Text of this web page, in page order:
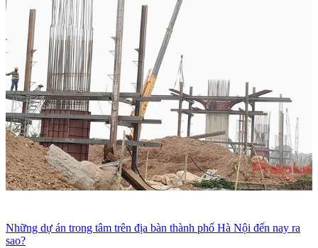
Những dự án trong tâm trên địa bàn thành phố Hà Nội đến nay ra
sao?